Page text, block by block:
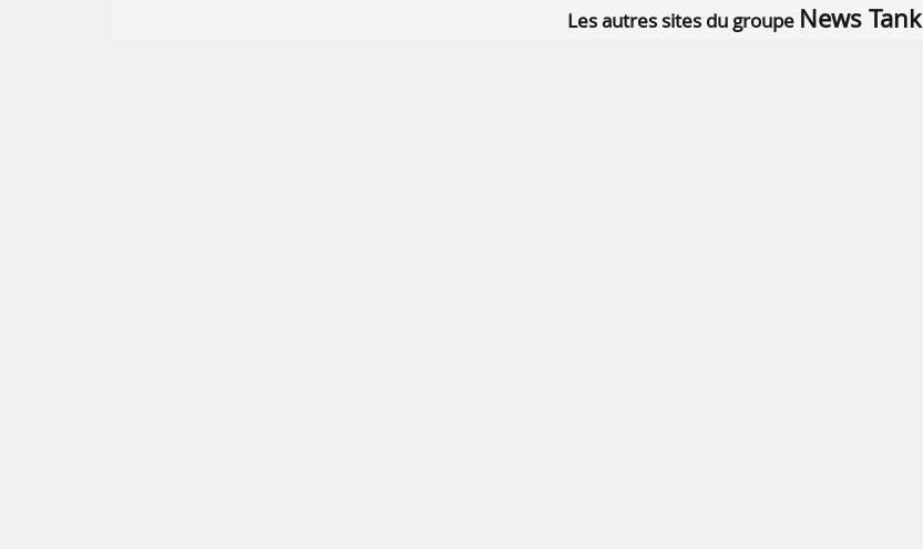
Les autres sites du groupe News Tank